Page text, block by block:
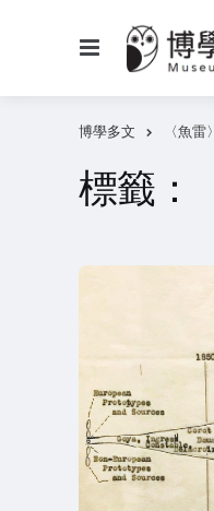
博學多文 〈魚雷〉
標籤：